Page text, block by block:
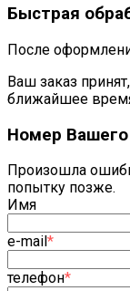
Быстрая
После
Ваш заказ
ближайшее
Номер Вашего
Произошла
попытку позже.
Имя
e-mail *
телефон*